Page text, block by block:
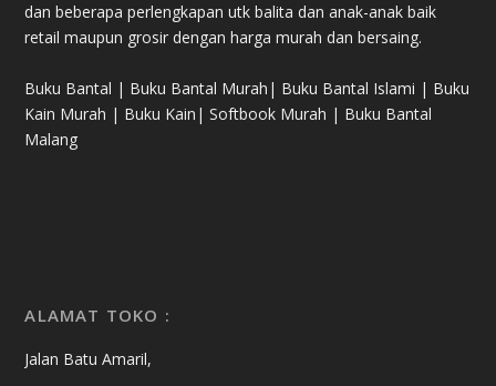
dan beberapa perlengkapan utk balita dan anak-anak baik
retail maupun grosir dengan harga murah dan bersaing.
Buku Bantal | Buku Bantal Murah| Buku Bantal Islami | Buku
Kain Murah | Buku Kain| Softbook Murah | Buku Bantal
Malang
ALAMAT TOKO :
Jalan Batu Amaril,